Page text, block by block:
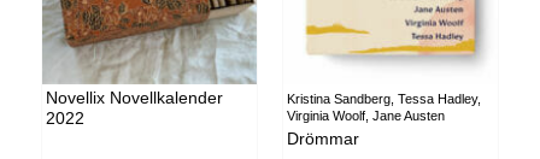
Novellix Novellkalender
2022
Kristina Sandberg, Tessa Hadley,
Virginia Woolf, Jane Austen
Drömmar